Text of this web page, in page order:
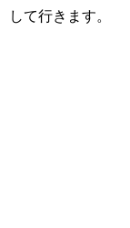
して行きます。